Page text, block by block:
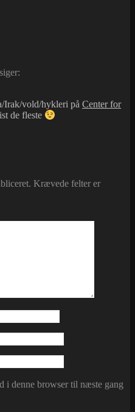
siger:
Irak/vold/hykleri på Center for
de fleste
Krævede felter er
i denne browser til næste gang